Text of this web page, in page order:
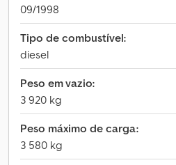
09/1998
Tipo de combustível:
diesel
Peso em vazio:
3 920 kg
Peso máximo de carga:
3 580 kg